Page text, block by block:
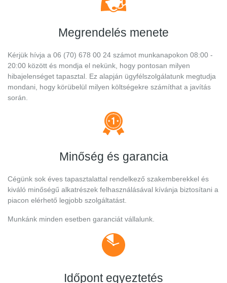
Megrendelés menete
Kérjük hívja a 06 (70) 678 00 24 számot munkanapokon 08:00 -
20:00 között és mondja el nekünk, hogy pontosan milyen
hibajelenséget tapasztal. Ez alapján ügyfélszolgálatunk megtudja
mondani, hogy körübelül milyen költségekre számíthat a javítás
során.
Minőség és garancia
Cégünk sok éves tapasztalattal rendelkező szakemberekkel és
kiváló minőségű alkatrészek felhasználásával kívánja biztosítani a
piacon elérhető legjobb szolgáltatást.
Munkánk minden esetben garanciát vállalunk.
Időpont egyeztetés